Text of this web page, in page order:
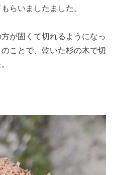
らいましたました。
が固くて切れるようになっ
ことで、乾いた杉の木で切